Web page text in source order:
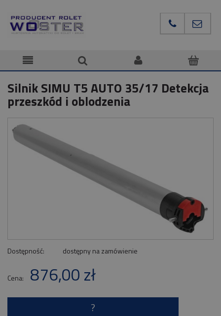
Silnik SIMU T5 AUTO 35/17 Detekcja
przeszkód i oblodzenia
Dostępność: dostępny na zamówienie
Cena: 876,00 zł
?